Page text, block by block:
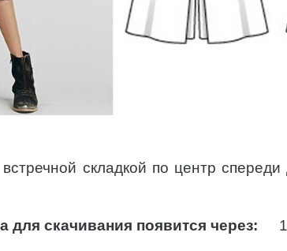
складкой по центр спереди
для скачивания появится через: